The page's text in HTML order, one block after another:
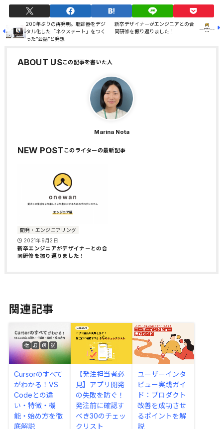
200年ぶりの再発明。聴診器をデジ
タル化した「ネクステート」をつく
った“会話”と発想
新卒デザイナーがエンジニアとの合
同研修を振り返りました！
ABOUT US
Marina Nota
NEW POST
開発・エンジニアリング
2021年9月2日
新卒エンジニアがデザイナーとの合
同研修を振り返りました！
関連記事
Cursorのすべて
がわかる！VS
Codeとの違
い・特徴・機
能・始め方を徹
底解説
【発注担当者必
見】アプリ開発
の失敗を防ぐ！
発注前に確認す
べき30のチェッ
クリスト
ユーザーインタ
ビュー実践ガイ
ド：プロダクト
改善を成功させ
るポイントを解
説